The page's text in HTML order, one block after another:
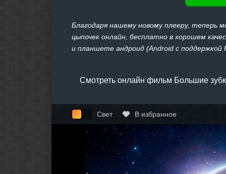
Благодаря нашему новому плееру, теперь
цыпочек онлайн, бесплатно в хорошем
и планшете андроид (Android с
Смотреть онлайн фильм Большие
Свет В избранное